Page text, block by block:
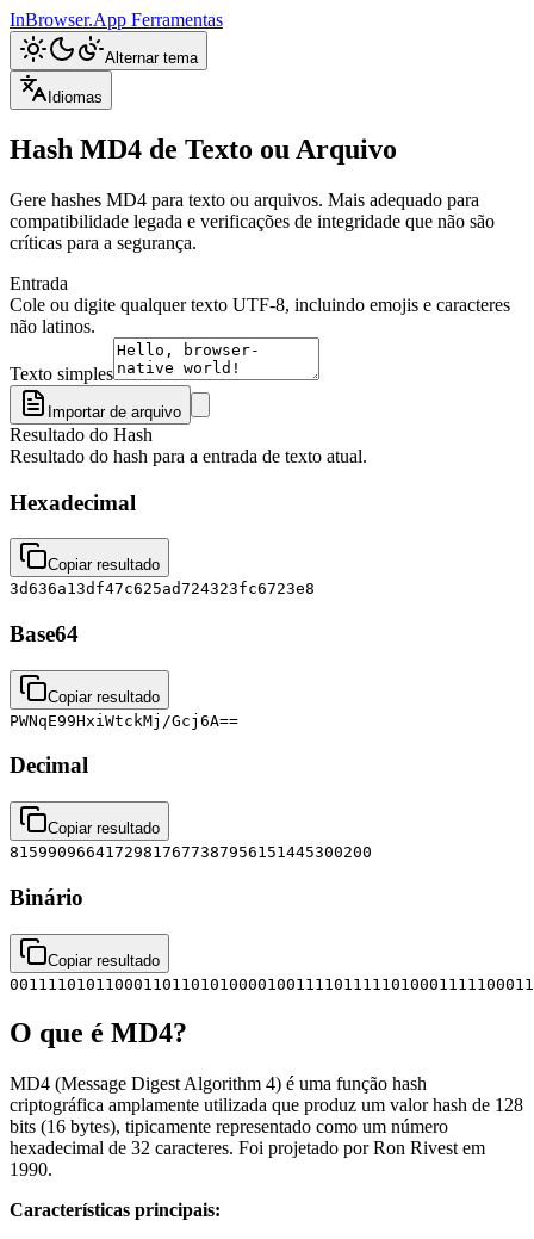
InBrowser.App Ferramentas
Alternar tema
Idiomas
Hash MD4 de Texto ou Arquivo
Gere hashes MD4 para texto ou arquivos. Mais adequado para
compatibilidade legada e verificações de integridade que não são
críticas para a segurança.
Entrada
Cole ou digite qualquer texto UTF-8, incluindo emojis e caracteres
não latinos.
Texto simples
Importar de arquivo
Resultado do Hash
Resultado do hash para a entrada de texto atual.
Hexadecimal
Copiar resultado
3d636a13df47c625ad724323fc6723e8
Base64
Copiar resultado
PWNqE99HxiWtckMj/Gcj6A==
Decimal
Copiar resultado
81599096641729817677387956151445300200
Binário
Copiar resultado
O que é MD4?
MD4 (Message Digest Algorithm 4) é uma função hash
criptográfica amplamente utilizada que produz um valor hash de 128
bits (16 bytes), tipicamente representado como um número
hexadecimal de 32 caracteres. Foi projetado por Ron Rivest em
1990.
Características principais: